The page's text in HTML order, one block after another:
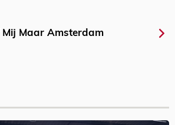
Mij Maar Amsterdam